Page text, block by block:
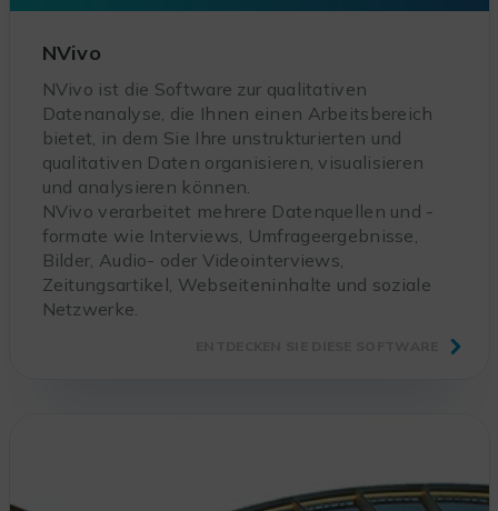
NVivo
NVivo ist die Software zur qualitativen
Datenanalyse, die Ihnen einen Arbeitsbereich
bietet, in dem Sie Ihre unstrukturierten und
qualitativen Daten organisieren, visualisieren
und analysieren können.
NVivo verarbeitet mehrere Datenquellen und -
formate wie Interviews, Umfrageergebnisse,
Bilder, Audio- oder Videointerviews,
Zeitungsartikel, Webseiteninhalte und soziale
Netzwerke.